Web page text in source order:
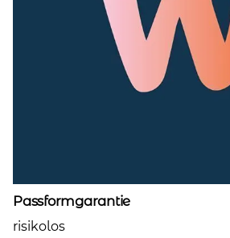
Passformgarantie
risikolos